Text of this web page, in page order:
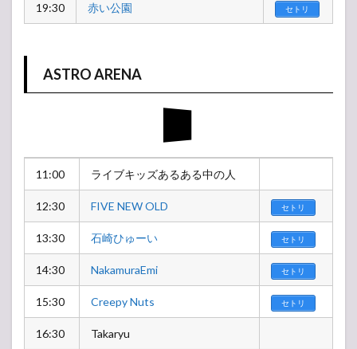
19:30 赤い公園 セトリ
ASTRO ARENA
11:00 ライブキッズあるある中の人
12:30 FIVE NEW OLD セトリ
13:30 石崎ひゅーい セトリ
14:30 NakamuraEmi セトリ
15:30 Creepy Nuts セトリ
16:30 Takaryu